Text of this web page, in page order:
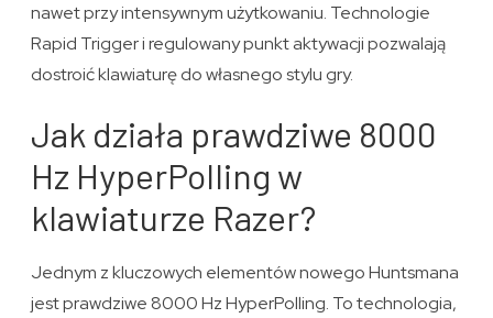
nawet przy intensywnym użytkowaniu. Technologie
Rapid Trigger i regulowany punkt aktywacji pozwalają
dostroić klawiaturę do własnego stylu gry.
Jak działa prawdziwe 8000
Hz HyperPolling w
klawiaturze Razer?
Jednym z kluczowych elementów nowego Huntsmana
jest prawdziwe 8000 Hz HyperPolling. To technologia,